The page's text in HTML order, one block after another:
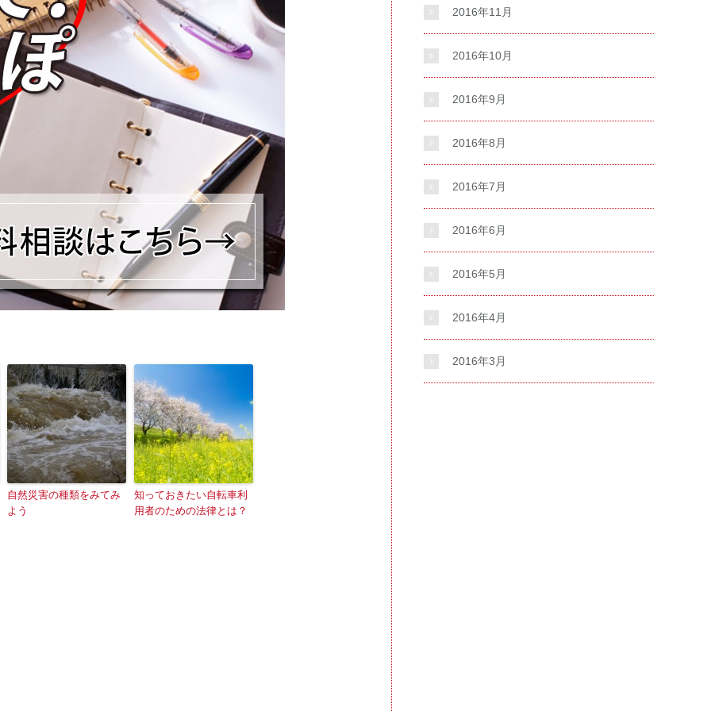
自然災害の種類をみてみ
よう
知っておきたい自転車利
用者のための法律とは？
2016年11月
2016年10月
2016年9月
2016年8月
2016年7月
2016年6月
2016年5月
2016年4月
2016年3月